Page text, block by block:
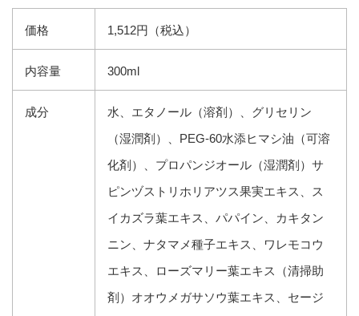
価格 1,512円（税込）
内容量 300ml
成分
水、エタノール（溶剤）、グリセリン
（湿潤剤）、PEG-60水添ヒマシ油（可溶
化剤）、プロパンジオール（湿潤剤）サ
ピンヅストリホリアツス果実エキス、ス
イカズラ葉エキス、パパイン、カキタン
ニン、ナタマメ種子エキス、ワレモコウ
エキス、ローズマリー葉エキス（清掃助
剤）オオウメガサソウ葉エキス、セージ